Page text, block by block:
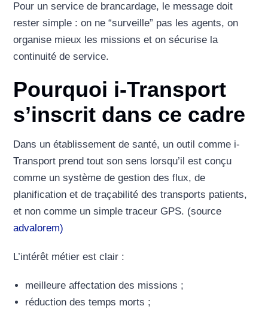
Pour un service de brancardage, le message doit
rester simple : on ne “surveille” pas les agents, on
organise mieux les missions et on sécurise la
continuité de service.
Pourquoi i-Transport
s’inscrit dans ce cadre
Dans un établissement de santé, un outil comme i-
Transport prend tout son sens lorsqu’il est conçu
comme un système de gestion des flux, de
planification et de traçabilité des transports patients,
et non comme un simple traceur GPS. (source
advalorem)
L’intérêt métier est clair :
meilleure affectation des missions ;
réduction des temps morts ;